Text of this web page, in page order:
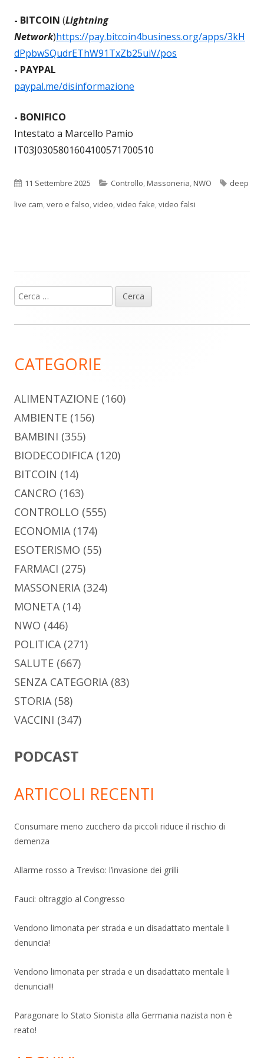
- BITCOIN (Lightning
Network)https://pay.bitcoin4business.org/apps/3kH
dPpbwSQudrEThW91TxZb25uiV/pos
- PAYPAL
paypal.me/disinformazione
- BONIFICO
Intestato a Marcello Pamio
IT03J0305801604100571700510
Pubblicato
11 Settembre 2025 Categorie
Controllo,Massoneria,NWO Tag
deep
live cam,vero e falso,video,video fake,video falsi
Barra
laterale
Ricerca
per:
CATEGORIE
ALIMENTAZIONE (160)
AMBIENTE (156)
BAMBINI (355)
BIODECODIFICA(120)
BITCOIN (14)
CANCRO (163)
CONTROLLO (555)
ECONOMIA(174)
ESOTERISMO (55)
FARMACI (275)
MASSONERIA(324)
MONETA(14)
NWO (446)
POLITICA(271)
SALUTE (667)
SENZA CATEGORIA(83)
STORIA(58)
VACCINI (347)
PODCAST
ARTICOLI RECENTI
Consumare meno zucchero da piccoli riduce il rischio di
demenza
Allarme rosso a Treviso: l’invasione dei grilli
Fauci: oltraggio al Congresso
Vendono limonata per strada e un disadattato mentale li
denuncia!
Vendono limonata per strada e un disadattato mentale li
denuncia!!!
Paragonare lo Stato Sionista alla Germania nazista non è
reato!